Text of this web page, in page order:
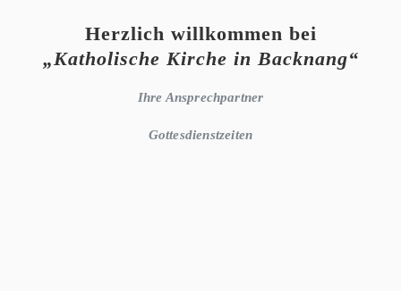
Herzlich willkommen bei
„Katholische Kirche in Backnang“
Ihre Ansprechpartner
Gottesdienstzeiten